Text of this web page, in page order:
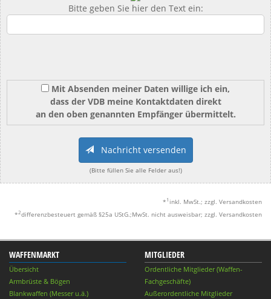
Bitte geben Sie hier den Text ein:
Mit Absenden meiner Daten willige ich ein,
dass der VDB meine Kontaktdaten direkt
an den oben genannten Empfänger übermittelt.
Nachricht versenden
(Bitte füllen Sie alle Felder aus!)
* 1 inkl. MwSt.; zzgl. Versandkosten
*2differenzbesteuert gemäß §25a UStG.;MwSt. nicht ausweisbar; zzgl. Versandkosten
WAFFENMARKT
Übersicht
Armbrüste & Bögen
Blankwaffen (Messer u.ä.)
MITGLIEDER
Ordentliche Mitglieder (Waffen-
Fachgeschäfte)
Außerordentliche Mitglieder